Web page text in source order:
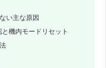
い主な原因
機内モードリセット